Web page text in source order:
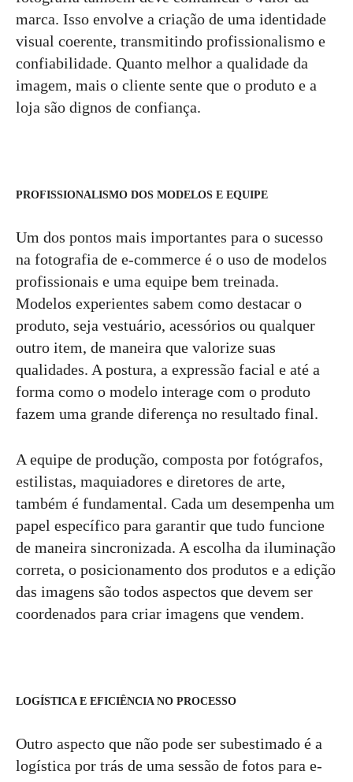
marca. Isso envolve a criação de uma identidade
visual coerente, transmitindo profissionalismo e
confiabilidade. Quanto melhor a qualidade da
imagem, mais o cliente sente que o produto e a
loja são dignos de confiança.
PROFISSIONALISMO DOS MODELOS E EQUIPE
Um dos pontos mais importantes para o sucesso
na fotografia de e-commerce é o uso de modelos
profissionais e uma equipe bem treinada.
Modelos experientes sabem como destacar o
produto, seja vestuário, acessórios ou qualquer
outro item, de maneira que valorize suas
qualidades. A postura, a expressão facial e até a
forma como o modelo interage com o produto
fazem uma grande diferença no resultado final.
A equipe de produção, composta por fotógrafos,
estilistas, maquiadores e diretores de arte,
também é fundamental. Cada um desempenha um
papel específico para garantir que tudo funcione
de maneira sincronizada. A escolha da iluminação
correta, o posicionamento dos produtos e a edição
das imagens são todos aspectos que devem ser
coordenados para criar imagens que vendem.
LOGÍSTICA E EFICIÊNCIA NO PROCESSO
Outro aspecto que não pode ser subestimado é a
logística por trás de uma sessão de fotos para e-